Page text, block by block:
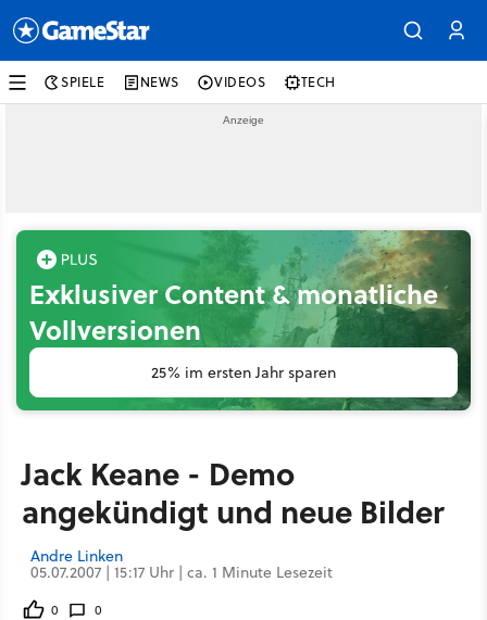
SPIELE NEWS VIDEOS TECH
Exklusiver Content & monatliche
Vollversionen
25% im ersten Jahr sparen
Jack Keane - Demo
angekündigt und neue Bilder
Andre Linken
05.07.2007 | 15:17 Uhr | ca. 1 Minute Lesezeit
0 0